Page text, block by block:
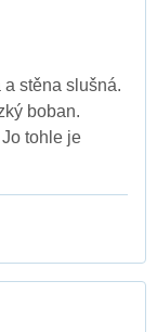
stěna slušná.
boban.
tohle je